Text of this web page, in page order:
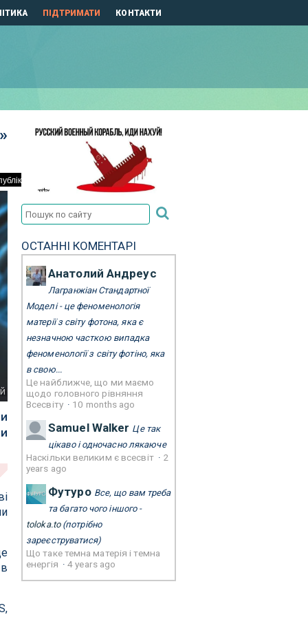
ПІДТРИМАТИ КОНТАКТИ
ОСТАННІ КОМЕНТАРІ
Анатолий Андреус
Лагранжіан Стандартної
Моделі - це феноменологія
матерії з світу фотона, яка є
незначною часткою випадка
феноменології з світу фотіно, яка
в свою...
Це найближче, що ми маємо
щодо головного рівняння
Всесвіту · 10 months ago
Samuel Walker Це так
цікаво і одночасно лякаюче
Наскільки великим є всесвіт · 2
years ago
Футуро Все, що вам треба
та багато чого іншого -
toloka.to(потрібно
зареєструватися)
Що таке темна матерія і темна
енергія ·4 years ago